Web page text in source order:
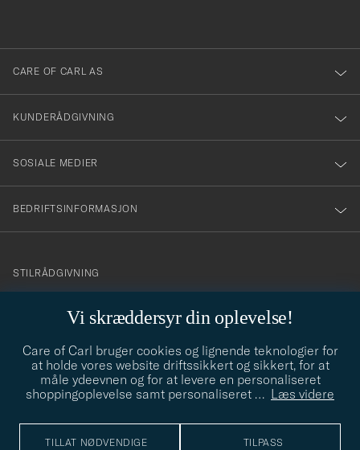
Vi skræddersyr din oplevelse!
Care of Carl bruger cookies og lignende teknologier for
at holde vores website driftssikkert og sikkert, for at
måle ydeevnen og for at levere en personaliseret
shoppingoplevelse samt personaliseret … Læs videre
TILLAT NØDVENDIGE TILPASS
dig
till
vårt
nyhetsbrev!
CARE OF CARL AS
KUNDERÅDGIVNING
SOSIALE MEDIER
BEDRIFTSINFORMASJON
info@careofcarl.no
STILRÅDGIVNING
STILRÅDGIVNING
© Care of Carl 2026